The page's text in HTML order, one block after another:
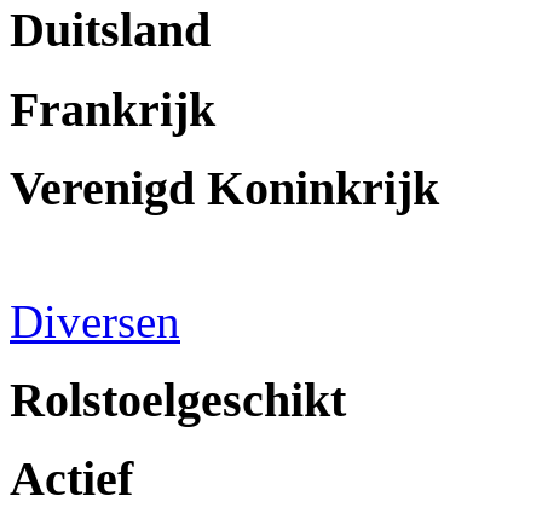
Duitsland
Frankrijk
Verenigd Koninkrijk
Diversen
Rolstoelgeschikt
Actief